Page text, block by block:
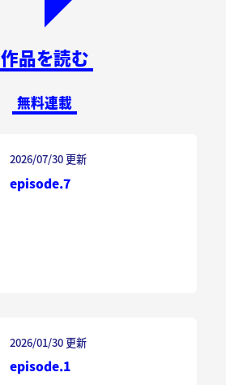
作品を読む
無料連載
2026/07/30 更新
episode.7
2026/01/30 更新
episode.1